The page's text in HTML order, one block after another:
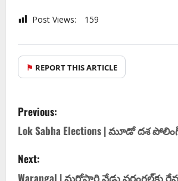
Post Views: 159
⚑ REPORT THIS ARTICLE
Previous:
Lok Sabha Elections | మూడో ద‌శ
Next:
Warangal | మ‌రోసారి నేడు వ‌రంగల్‌కు